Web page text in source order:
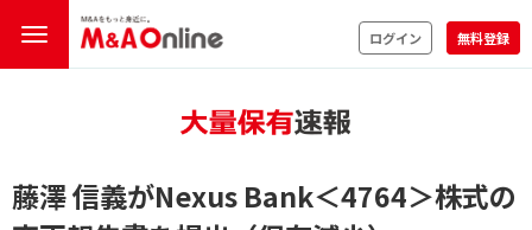
ログイン 無料登録
藤澤 信義がNexus Bank＜4764＞株式の